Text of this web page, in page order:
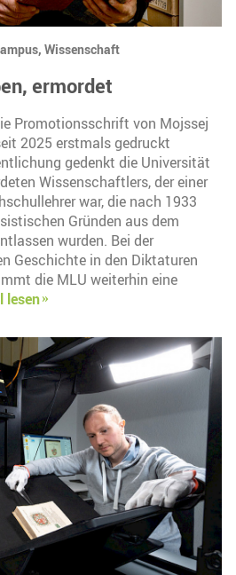
Wissenschaft
ermordet
Promotionsschrift von Mojssej
2025 erstmals gedruckt
gedenkt die Universität
Wissenschaftlers, der einer
war, die nach 1933
Gründen aus dem
wurden. Bei der
Geschichte in den Diktaturen
die MLU weiterhin eine
lesen